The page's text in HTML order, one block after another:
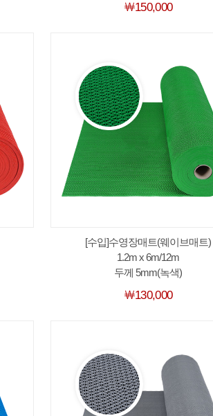
￦150,000
[수입]수영장매트(웨이브매트)
1.2m x 6m/12m
두께 5mm(녹색)
￦130,000